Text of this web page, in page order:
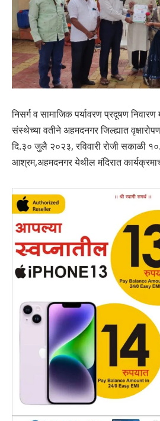
निसर्ग व सामाजिक पर्यावरण प्रदूषण निवारण
संस्थेच्या वतीने अहमदनगर जिल्ह्यात
दि.३० जुलै २०२३, रविवारी रोजी सकाळी
आश्रम,अहमदनगर येथील मंदिरात